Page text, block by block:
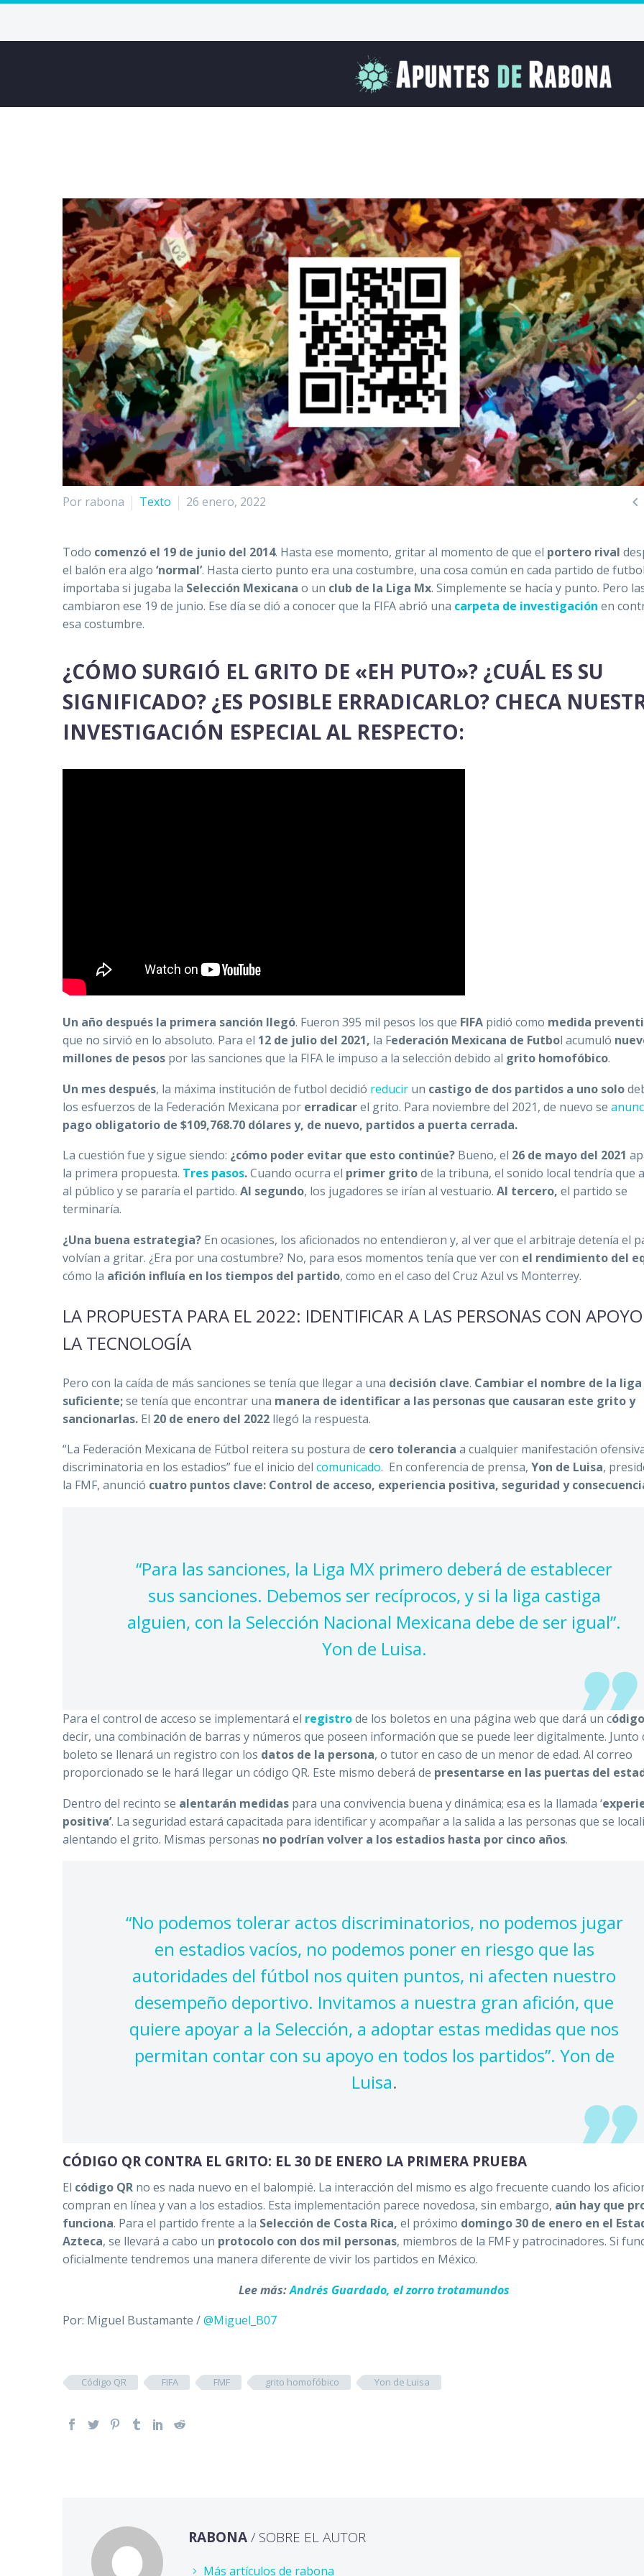

Por rabona Texto 26 enero, 2022
Todo comenzó el 19 de junio del 2014. Hasta ese momento, gritar al momento de que el portero rival
el balón era algo ‘normal’. Hasta cierto punto era una costumbre, una cosa común en cada partido de
importaba si jugaba la Selección Mexicana o un club de la Liga Mx. Simplemente se hacía y punto. Pero
cambiaron ese 19 de junio. Ese día se dió a conocer que la FIFA abrió una carpeta de investigación en
esa costumbre.
¿CÓMO SURGIÓ EL GRITO DE «EH PUTO»? ¿CUÁL ES SU
SIGNIFICADO? ¿ES POSIBLE ERRADICARLO? CHECA
INVESTIGACIÓN ESPECIAL AL RESPECTO:
Un año después la primera sanción llegó. Fueron 395 mil pesos los que FIFA pidió como medida
que no sirvió en lo absoluto. Para el 12 de julio del 2021, la Federación Mexicana de Futbol acumuló
millones de pesos por las sanciones que la FIFA le impuso a la selección debido al grito homofóbico.
Un mes después, la máxima institución de futbol decidió reducir un castigo de dos partidos a uno solo
los esfuerzos de la Federación Mexicana por erradicarel grito. Para noviembre del 2021, de nuevo se
pago obligatorio de $109,768.70 dólares y, de nuevo, partidos a puerta cerrada.
La cuestión fue y sigue siendo: ¿cómo poder evitar que esto continúe? Bueno, el 26 de mayo del 2021
la primera propuesta. Tres pasos.Cuando ocurra el primer gritode la tribuna, el sonido local tendría que
al público y se pararía el partido. Al segundo, los jugadores se irían al vestuario. Al tercero, el partido se
terminaría.
¿Una buena estrategia? En ocasiones, los aficionados no entendieron y, al ver que el arbitraje detenía el
volvían a gritar. ¿Era por una costumbre? No, para esos momentos tenía que ver con el rendimiento del
cómo la afición influía en los tiempos del partido, como en el caso del Cruz Azul vs Monterrey.
LA PROPUESTA PARA EL 2022: IDENTIFICAR A LAS PERSONAS CON
LA TECNOLOGÍA
Pero con la caída de más sanciones se tenía que llegar a una decisión clave. Cambiar el nombre de la
suficiente;se tenía que encontrar una manera de identificar a las personas que causaran este grito y
sancionarlas. El 20 de enero del 2022 llegó la respuesta.
“La Federación Mexicana de Fútbol reitera su postura de cero tolerancia a cualquier manifestación
discriminatoria en los estadios” fue el inicio del comunicado. En conferencia de prensa, Yon de Luisa,
la FMF, anunció cuatro puntos clave: Control de acceso, experiencia positiva, seguridad y
“Para las sanciones, la Liga MX primero deberá de establecer
sus sanciones. Debemos ser recíprocos, y si la liga castiga
alguien, con la Selección Nacional Mexicana debe de ser igual”.
Yon de Luisa.
Para el control de acceso se implementará el registrode los boletos en una página web que dará un c
decir, una combinación de barras y números que poseen información que se puede leer digitalmente. Junto
boleto se llenará un registro con los datos de la persona, o tutor en caso de un menor de edad. Al correo
proporcionado se le hará llegar un código QR. Este mismo deberá de presentarse en las puertas del
Dentro del recinto se alentarán medidas para una convivencia buena y dinámica; esa es la llamada ‘
positiva’. La seguridad estará capacitada para identificar y acompañar a la salida a las personas que se
alentando el grito. Mismas personas no podrían volver a los estadios hasta por cinco años.
“No podemos tolerar actos discriminatorios, no podemos jugar
en estadios vacíos, no podemos poner en riesgo que las
autoridades del fútbol nos quiten puntos, ni afecten nuestro
desempeño deportivo. Invitamos a nuestra gran afición, que
quiere apoyar a la Selección, a adoptar estas medidas que nos
permitan contar con su apoyo en todos los partidos”. Yon de
Luisa.
CÓDIGO QR CONTRA EL GRITO: EL 30 DE ENERO LA PRIMERA PRUEBA
El código QR no es nada nuevo en el balompié. La interacción del mismo es algo frecuente cuando los
compran en línea y van a los estadios. Esta implementación parece novedosa, sin embargo, aún hay que
funciona. Para el partido frente a la Selección de Costa Rica, el próximo domingo 30 de enero en el
Azteca, se llevará a cabo un protocolo con dos mil personas, miembros de la FMF y patrocinadores. Si
oficialmente tendremos una manera diferente de vivir los partidos en México.
Lee más:Andrés Guardado, el zorro trotamundos
Por: Miguel Bustamante /@Miguel_B07
Código QR FIFA FMF grito homofóbico Yon de Luisa
RABONA/ SOBRE EL AUTOR
Más artículos de rabona